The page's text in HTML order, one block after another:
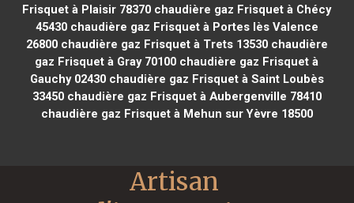
Frisquet à Plaisir 78370 chaudière gaz Frisquet à Chécy
45430chaudière gaz Frisquet à Portes lès Valence
26800chaudière gaz Frisquet à Trets 13530chaudière
gaz Frisquet à Gray 70100 chaudière gaz Frisquet à
Gauchy 02430chaudière gaz Frisquet à Saint Loubès
33450chaudière gaz Frisquet à Aubergenville 78410
chaudière gaz Frisquet à Mehun sur Yèvre 18500
Artisan